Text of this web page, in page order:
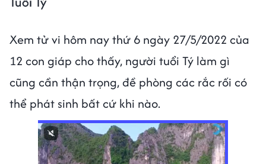
Xem tử vi hôm nay thứ 6 ngày 27/5/2022 của
12 con giáp cho thấy, người tuổi Tý làm gì
cũng cần thận trọng, đề phòng các rắc rối có
thể phát sinh bất cứ khi nào.